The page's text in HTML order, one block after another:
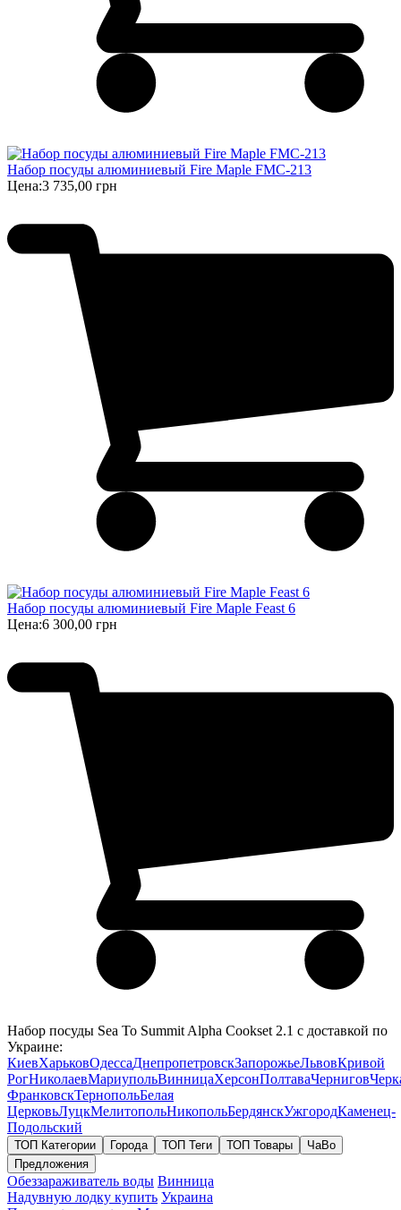
Набор посуды алюминиевый Fire Maple FMC-213
Цена:3 735,00 грн
Набор посуды алюминиевый Fire Maple Feast 6
Цена:6 300,00 грн
Набор посуды Sea To Summit Alpha Cookset 2.1 с доставкой по
Украине:
КиевХарьковОдессаДнепропетровскЗапорожьеЛьвовКривой
РогНиколаевМариупольВинницаХерсонПолтаваЧернигов
ФранковскТернопольБелая
ЦерковьЛуцкМелитопольНикопольБердянскУжгородКаменец-
Подольский
ТОП Категории Города ТОП Теги ТОП Товары
ЧаВо
Предложения
Обеззараживатель воды Винница
Надувную лодку купить Украина